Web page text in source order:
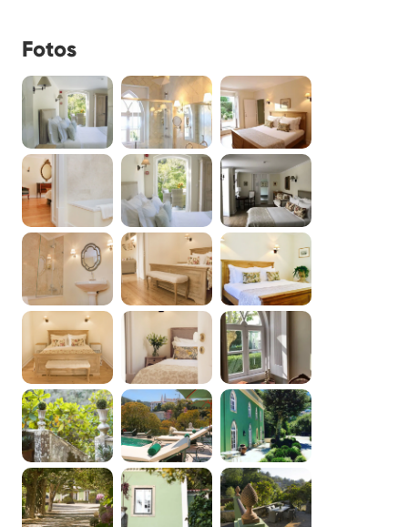
Fotos